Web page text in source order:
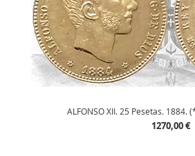
Vista
ALFONSO XII. 25 Pesetas. 1884.
Precio
1270,00 €